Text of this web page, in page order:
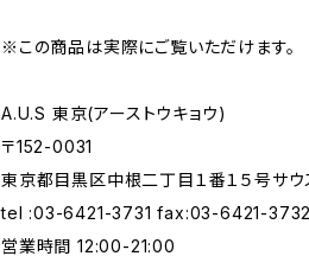
※この商品は実際にご覧いただけます。
A.U.S 東京(アーストウキョウ)
〒152-0031
東京都目黒区中根二丁目１番１５号サウ
tel :03-6421-3731 fax:03-6421-3732
営業時間 12:00-21:00